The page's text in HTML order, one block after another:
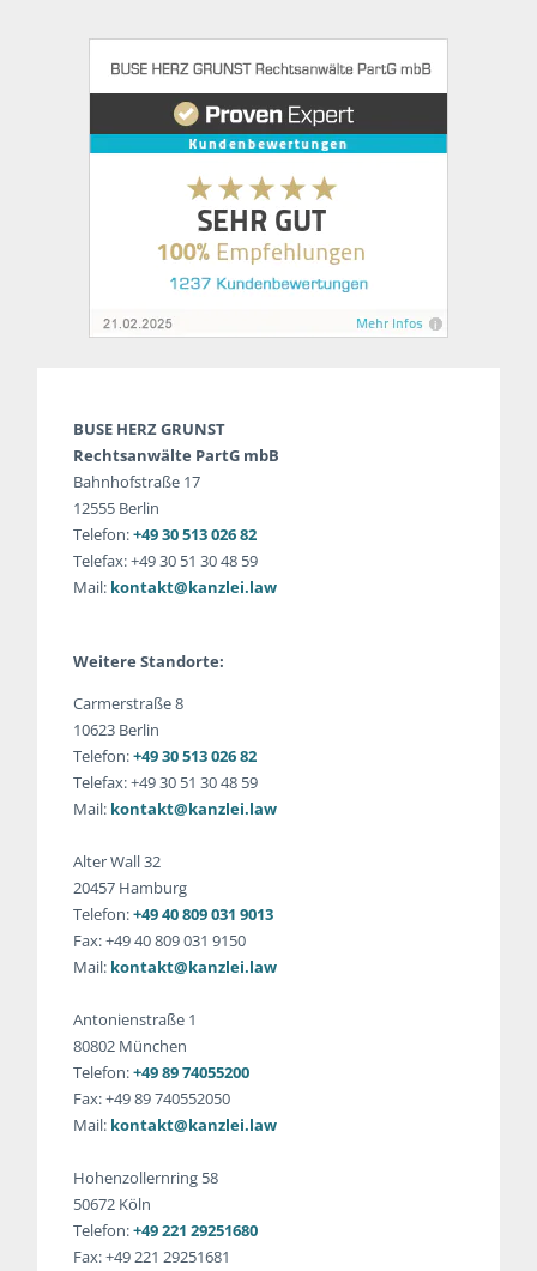
BUSE HERZ GRUNST
Rechtsanwälte PartG mbB
Bahnhofstraße 17
12555 Berlin
Telefon:+49 30 513 026 82
Telefax: +49 30 51 30 48 59
Mail: kontakt@kanzlei.law
Weitere Standorte:
Carmerstraße 8
10623 Berlin
Telefon:+49 30 513 026 82
Telefax: +49 30 51 30 48 59
Mail: kontakt@kanzlei.law
Alter Wall 32
20457 Hamburg
Telefon:+49 40 809 031 9013
Fax: +49 40 809 031 9150
Mail: kontakt@kanzlei.law
Antonienstraße 1
80802 München
Telefon:+49 89 74055200
Fax: +49 89 740552050
Mail: kontakt@kanzlei.law
Hohenzollernring 58
50672 Köln
Telefon:+49 221 29251680
Fax: +49 221 29251681